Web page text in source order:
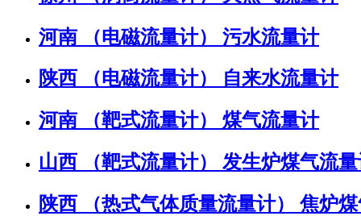
河南 （电磁流量计） 污水流量计
陕西 （电磁流量计） 自来水流量计
河南 （靶式流量计） 煤气流量计
山西 （靶式流量计） 发生炉煤气流
陕西 （热式气体质量流量计） 焦炉